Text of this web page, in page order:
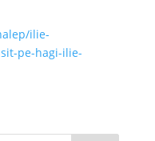
ilie-
pe-hagi-ilie-